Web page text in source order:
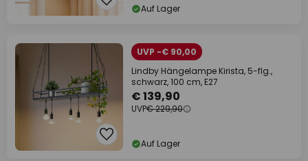
Auf Lager
UVP -€ 90,00
Lindby Hängelampe Kirista, 5-flg.,
schwarz, 100 cm, E27
€ 139,90
UVP€ 229,90
Auf Lager